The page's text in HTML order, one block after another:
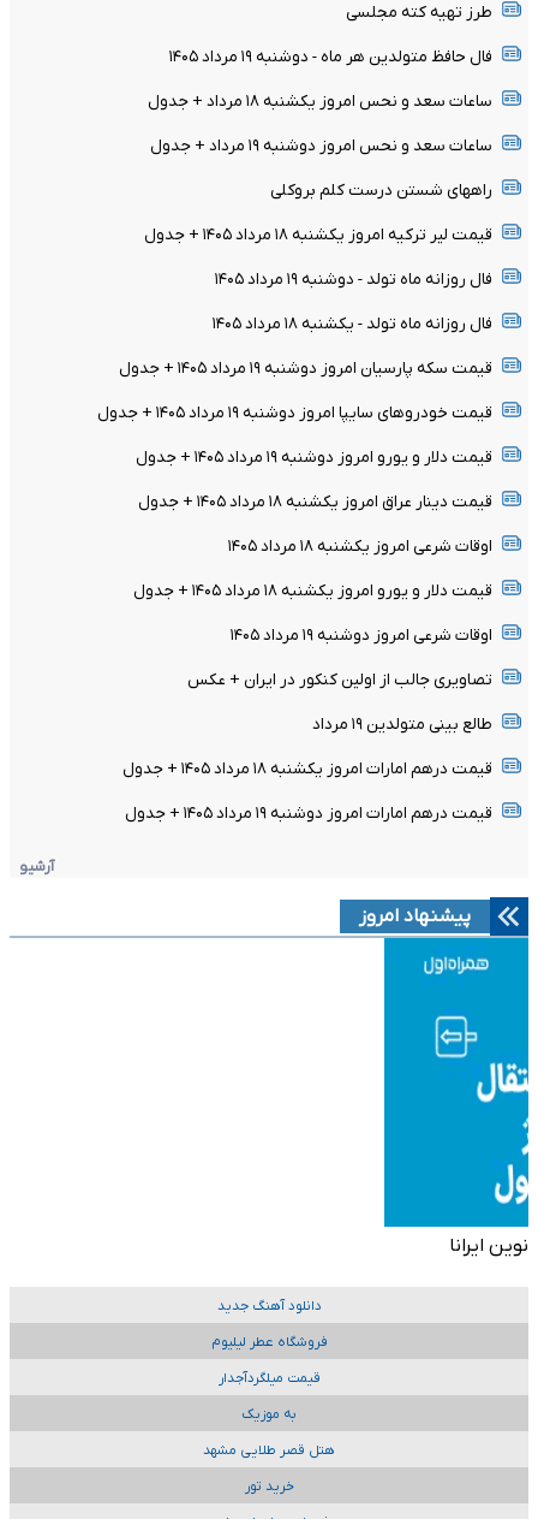
طرز تهیه کته مجلسی
فال حافظ متولدین هر ماه - دوشنبه ۱۹ مرداد ۱۴۰۵
ساعات سعد و نحس امروز یکشنبه ۱۸ مرداد + جدول
ساعات سعد و نحس امروز دوشنبه ۱۹ مرداد + جدول
راههای شستن درست کلم بروکلی
قیمت لیر ترکیه امروز یکشنبه ۱۸ مرداد ۱۴۰۵ + جدول
فال روزانه ماه تولد - دوشنبه ۱۹ مرداد ۱۴۰۵
فال روزانه ماه تولد - یکشنبه ۱۸ مرداد ۱۴۰۵
قیمت سکه پارسیان امروز دوشنبه ۱۹ مرداد ۱۴۰۵ + جدول
قیمت خودرو‌های سایپا امروز دوشنبه ۱۹ مرداد ۱۴۰۵ + جدول
قیمت دلار و یورو امروز دوشنبه ۱۹ مرداد ۱۴۰۵ + جدول
قیمت دینار عراق امروز یکشنبه ۱۸ مرداد ۱۴۰۵ + جدول
اوقات شرعی امروز یکشنبه ۱۸ مرداد ۱۴۰۵
قیمت دلار و یورو امروز یکشنبه ۱۸ مرداد ۱۴۰۵ + جدول
اوقات شرعی امروز دوشنبه ۱۹ مرداد ۱۴۰۵
تصاویری جالب از اولین کنکور در ایران + عکس
طالع بینی متولدین ۱۹ مرداد
قیمت درهم امارات امروز یکشنبه ۱۸ مرداد ۱۴۰۵ + جدول
قیمت درهم امارات امروز دوشنبه ۱۹ مرداد ۱۴۰۵ + جدول
آرشیو
پیشنهاد امروز
نوین ایرانا
دانلود آهنگ جدید
فروشگاه عطر لیلیوم
قیمت میلگردآجدار
به موزیک
هتل قصر طلایی مشهد
خرید تور